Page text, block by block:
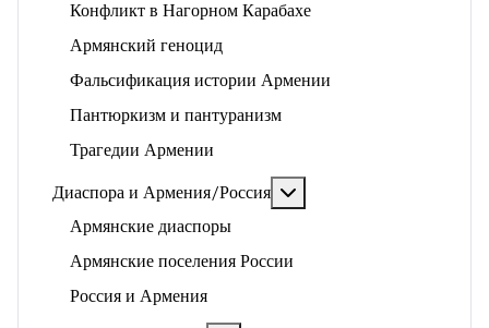
Конфликт в Нагорном Карабахе
Армянский геноцид
Фальсификация истории Армении
Пантюркизм и пантуранизм
Трагедии Армении
Диаспора и Армения/Россия
Армянские диаспоры
Армянские поселения России
Россия и Армения